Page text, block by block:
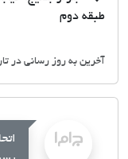
طبقه دوم
آخرین به روز رسانی در تاریخ سه